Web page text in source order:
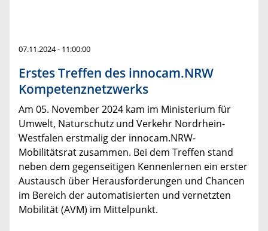
07.11.2024 - 11:00:00
Erstes Treffen des innocam.NRW
Kompetenznetzwerks
Am 05. November 2024 kam im Ministerium für
Umwelt, Naturschutz und Verkehr Nordrhein-
Westfalen erstmalig der innocam.NRW-
Mobilitätsrat zusammen. Bei dem Treffen stand
neben dem gegenseitigen Kennenlernen ein erster
Austausch über Herausforderungen und Chancen
im Bereich der automatisierten und vernetzten
Mobilität (AVM) im Mittelpunkt.